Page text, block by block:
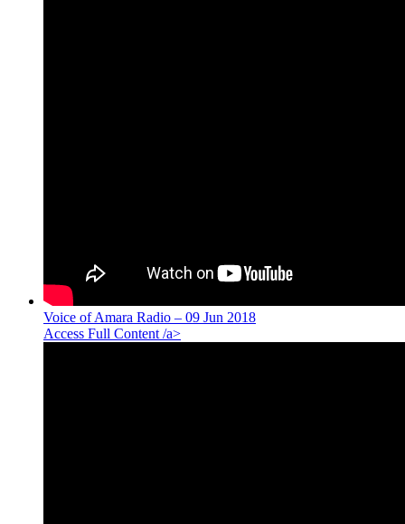
Voice of Amara Radio – 09 Jun 2018
Access Full Content /a>